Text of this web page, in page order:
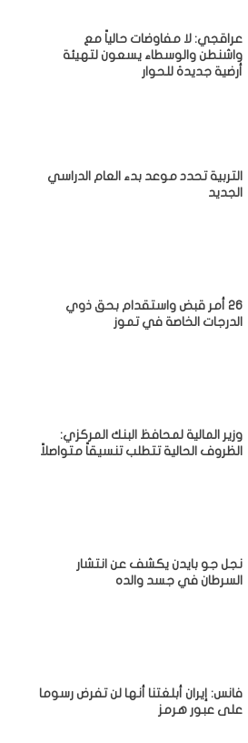
عراقجي: لا مفاوضات حالياً مع
واشنطن والوسطاء يسعون لتهيئة
أرضية جديدة للحوار
التربية تحدد موعد بدء العام الدراسي
الجديد
26 أمر قبض واستقدام بحق ذوي
الدرجات الخاصة في تموز
وزير المالية لمحافظ البنك المركزي:
الظروف الحالية تتطلب تنسيقاً متواصلاً
نجل جو بايدن يكشف عن انتشار
السرطان في جسد والده
فانس: إيران أبلغتنا أنها لن تفرض رسوما
على عبور هرمز